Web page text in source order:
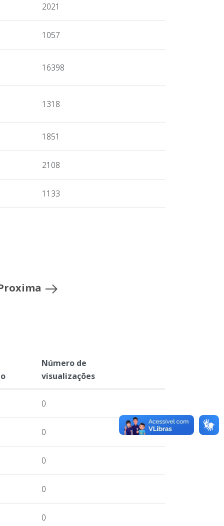
2021
1057
16398
1318
1851
2108
1133
Número de
visualizações
0
0
0
0
0